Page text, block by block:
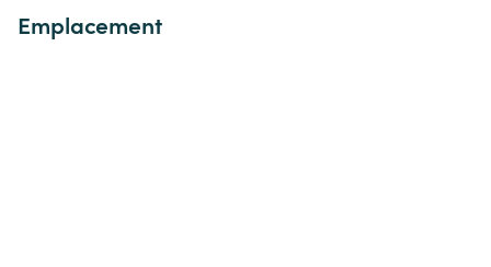
Emplacement